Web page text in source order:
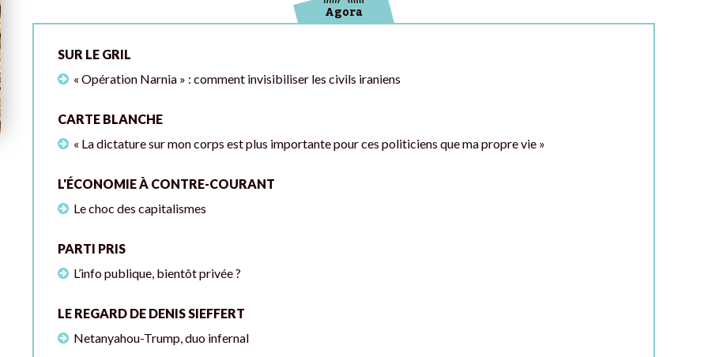
Agora
SUR LE GRIL
« Opération Narnia » : comment invisibiliser les civils iraniens
CARTE BLANCHE
« La dictature sur mon corps est plus importante pour ces politiciens que ma propre vie »
L'ÉCONOMIE À CONTRE-COURANT
Le choc des capitalismes
PARTI PRIS
L’info publique, bientôt privée ?
LE REGARD DE DENIS SIEFFERT
Netanyahou-Trump, duo infernal